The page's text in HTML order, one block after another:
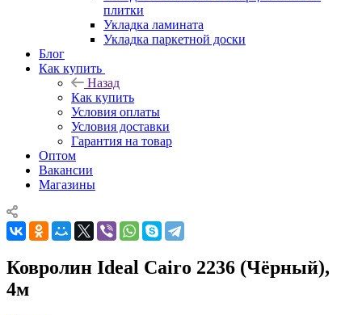
плитки
Укладка ламината
Укладка паркетной доски
Блог
Как купить
Назад
Как купить
Условия оплаты
Условия доставки
Гарантия на товар
Оптом
Вакансии
Магазины
Ковролин Ideal Cairo 2236 (Чёрный),
4м